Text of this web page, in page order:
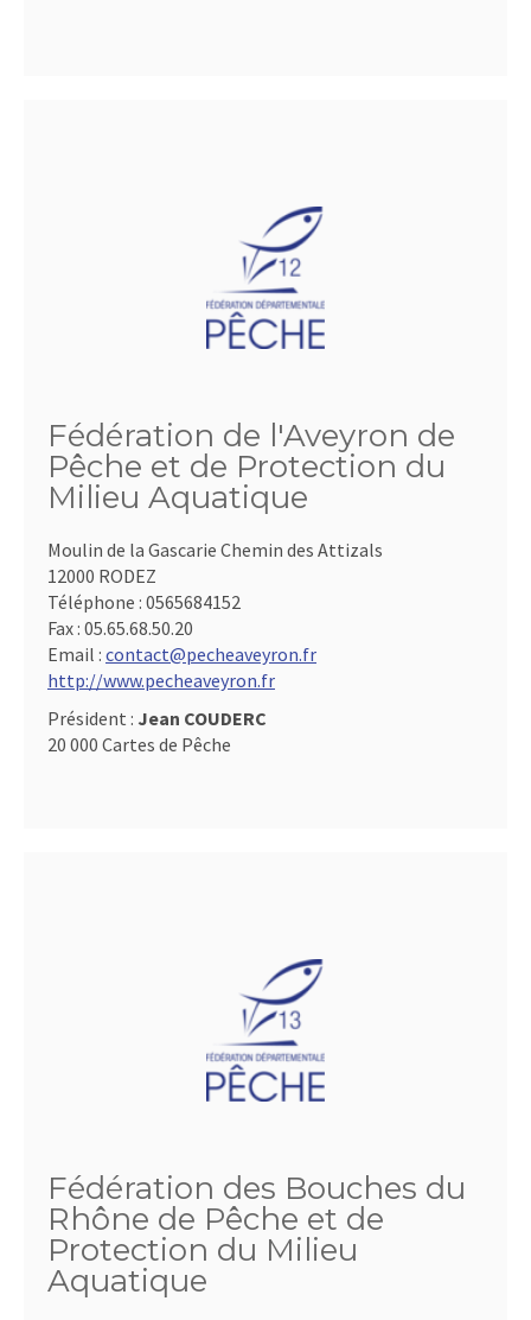
Fédération de l'Aveyron de
Pêche et de Protection du
Milieu Aquatique
Moulin de la Gascarie Chemin des Attizals
12000 RODEZ
Téléphone : 0565684152
Fax : 05.65.68.50.20
Email : contact@pecheaveyron.fr
http://www.pecheaveyron.fr
Président : Jean COUDERC
20 000 Cartes de Pêche
Fédération des Bouches du
Rhône de Pêche et de
Protection du Milieu
Aquatique